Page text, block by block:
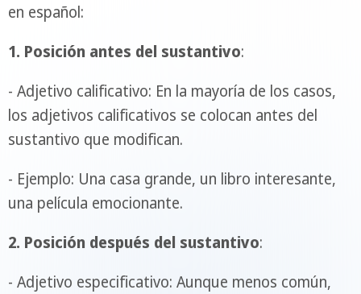
en español:
1. Posición antes del sustantivo:
- Adjetivo calificativo: En la mayoría de los casos,
los adjetivos calificativos se colocan antes del
sustantivo que modifican.
- Ejemplo: Una casa grande, un libro interesante,
una película emocionante.
2. Posición después del sustantivo:
- Adjetivo especificativo: Aunque menos común,